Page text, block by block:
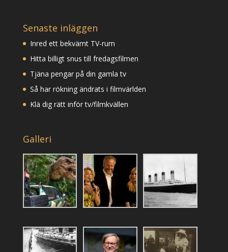
Senaste inläggen
Inred ett bekvämt TV-rum
Hitta billigt snus till fredagsfilmen
Tjäna pengar på din gamla tv
Så har rökning ändrats i filmvärlden
Klä dig rätt inför tv/filmkvällen
Galleri